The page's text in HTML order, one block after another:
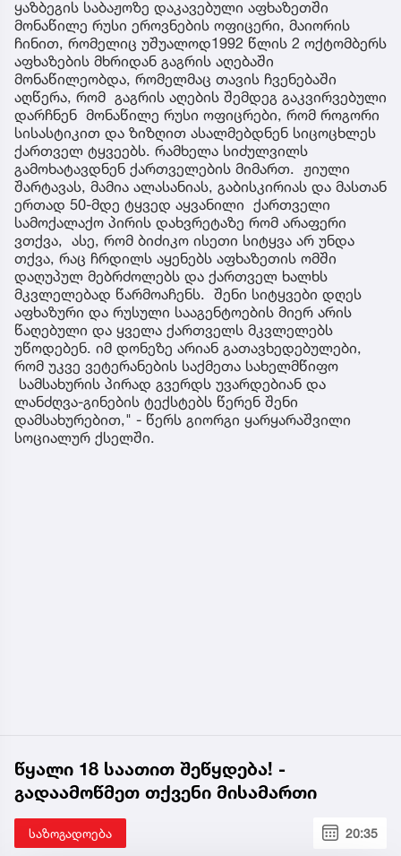
ყაზბეგის საბაჟოზე დაკავებული აფხაზეთში
მონაწილე რუსი ეროვნების ოფიცერი, მაიორის
ჩინით, რომელიც უშუალოდ1992 წლის 2 ოქტომბერს
აფხაზების მხრიდან გაგრის აღებაში
მონაწილეობდა, რომელმაც თავის ჩვენებაში
აღწერა, რომ გაგრის აღების შემდეგ გაკვირვებული
დარჩნენ მონაწილე რუსი ოფიცრები, რომ როგორი
სისასტიკით და ზიზღით ასალმებდნენ სიცოცხლეს
ქართველ ტყვეებს. რამხელა სიძულვილს
გამოხატავდნენ ქართველების მიმართ. ჟიული
შარტავას, მამია ალასანიას, გაბისკირიას და მასთან
ერთად 50-მდე ტყვედ აყვანილი ქართველი
სამოქალაქო პირის დახვრეტაზე რომ არაფერი
ვთქვა, ასე, რომ ბიძიკო ისეთი სიტყვა არ უნდა
თქვა, რაც ჩრდილს აყენებს აფხაზეთის ომში
დაღუპულ მებრძოლებს და ქართველ ხალხს
მკვლელებად წარმოაჩენს. შენი სიტყვები დღეს
აფხაზური და რუსული სააგენტოების მიერ არის
წაღებული და ყველა ქართველს მკვლელებს
უწოდებენ. იმ დონეზე არიან გათავხედებულები,
რომ უკვე ვეტერანების საქმეთა სახელმწიფო
სამსახურის პირად გვერდს უვარდებიან და
ლანძღვა-გინების ტექსტებს წერენ შენი
დამსახურებით," - წერს გიორგი ყარყარაშვილი
სოციალურ ქსელში.
წყალი 18 საათით შეწყდება! -
გადაამოწმეთ თქვენი მისამართი
საზოგადოება 20:35